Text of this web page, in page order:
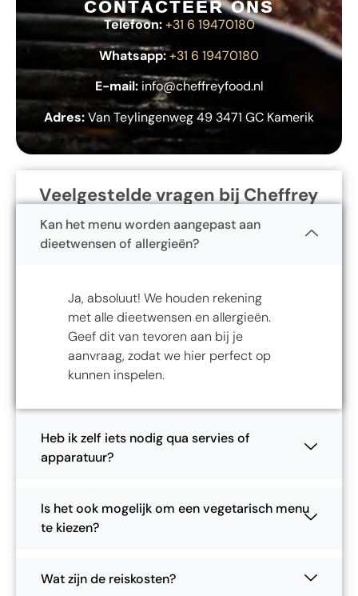
CONTACTEER ONS
Telefoon: +31 6 19470180
Whatsapp:+31 6 19470180
E-mail: info@cheffreyfood.nl
Adres:Van Teylingenweg 49 3471 GC Kamerik
Veelgestelde vragen bij Cheffrey
Kan het menu worden aangepast aan
dieetwensen of allergieën?
Ja, absoluut! We houden rekening
met alle dieetwensen en allergieën.
Geef dit van tevoren aan bij je
aanvraag, zodat we hier perfect op
kunnen inspelen.
Heb ik zelf iets nodig qua servies of
apparatuur?
Is het ook mogelijk om een vegetarisch menu
te kiezen?
Wat zijn de reiskosten?